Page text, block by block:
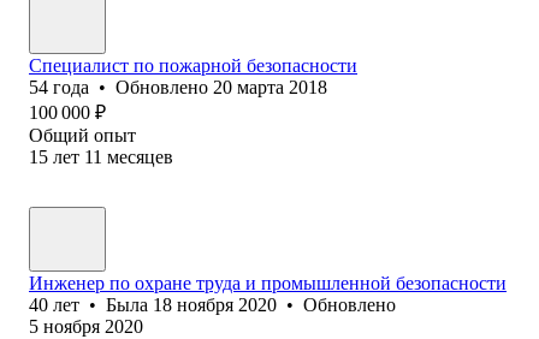
Специалист по пожарной безопасности
54 года • Обновлено 20 марта 2018
100 000 ₽
Общий опыт
15 лет 11 месяцев
Инженер по охране труда и промышленной безопасности
40 лет • Была 18 ноября 2020 • Обновлено
5 ноября 2020